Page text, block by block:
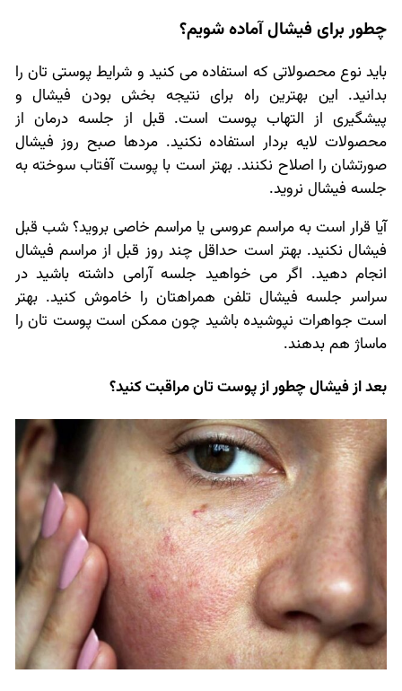
چطور برای فیشال آماده شویم؟
باید نوع محصولاتی که استفاده می کنید و شرایط پوستی تان را
بدانید. این بهترین راه برای نتیجه بخش بودن فیشال و
پیشگیری از التهاب پوست است. قبل از جلسه درمان از
محصولات لایه بردار استفاده نکنید. مردها صبح روز فیشال
صورتشان را اصلاح نکنند. بهتر است با پوست آفتاب سوخته به
جلسه فیشال نروید.
آیا قرار است به مراسم عروسی یا مراسم خاصی بروید؟ شب قبل
فیشال نکنید. بهتر است حداقل چند روز قبل از مراسم فیشال
انجام دهید. اگر می خواهید جلسه آرامی داشته باشید در
سراسر جلسه فیشال تلفن همراهتان را خاموش کنید. بهتر
است جواهرات نپوشیده باشید چون ممکن است پوست تان را
ماساژ هم بدهند.
بعد از فیشال چطور از پوست تان مراقبت کنید؟